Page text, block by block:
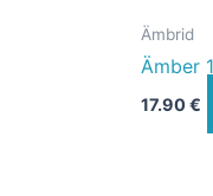
Ämbrid
Ämber
17.90€